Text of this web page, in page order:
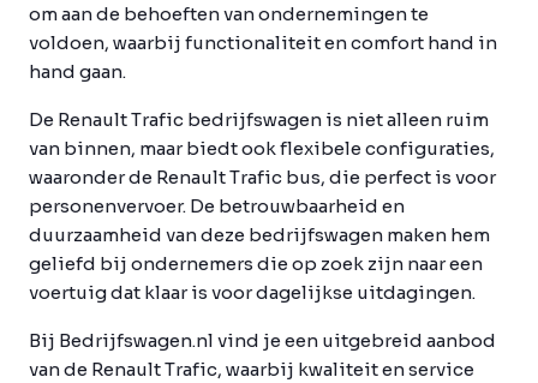
om aan de behoeften van ondernemingen te
voldoen, waarbij functionaliteit en comfort hand in
hand gaan.
De Renault Trafic bedrijfswagen is niet alleen ruim
van binnen, maar biedt ook flexibele configuraties,
waaronder de Renault Trafic bus, die perfect is voor
personenvervoer. De betrouwbaarheid en
duurzaamheid van deze bedrijfswagen maken hem
geliefd bij ondernemers die op zoek zijn naar een
voertuig dat klaar is voor dagelijkse uitdagingen.
Bij Bedrijfswagen.nl vind je een uitgebreid aanbod
van de Renault Trafic, waarbij kwaliteit en service